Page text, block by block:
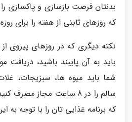
بدنتان فرصت بازسازی و پاکسازی
که روزهای ثابتی از هفته را برای
نکته دیگری که در روزهای پیروی از
باید به آن پایبند باشید،
شما باید میوه ها، سبزیجات،
سالم را در 8 ساعت مجاز
که برنامه غذایی تان را با توجه به